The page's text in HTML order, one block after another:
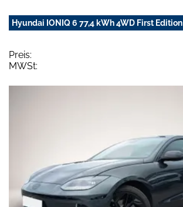
Hyundai IONIQ 6 77,4 kWh 4WD First Edition
Preis:
MWSt: